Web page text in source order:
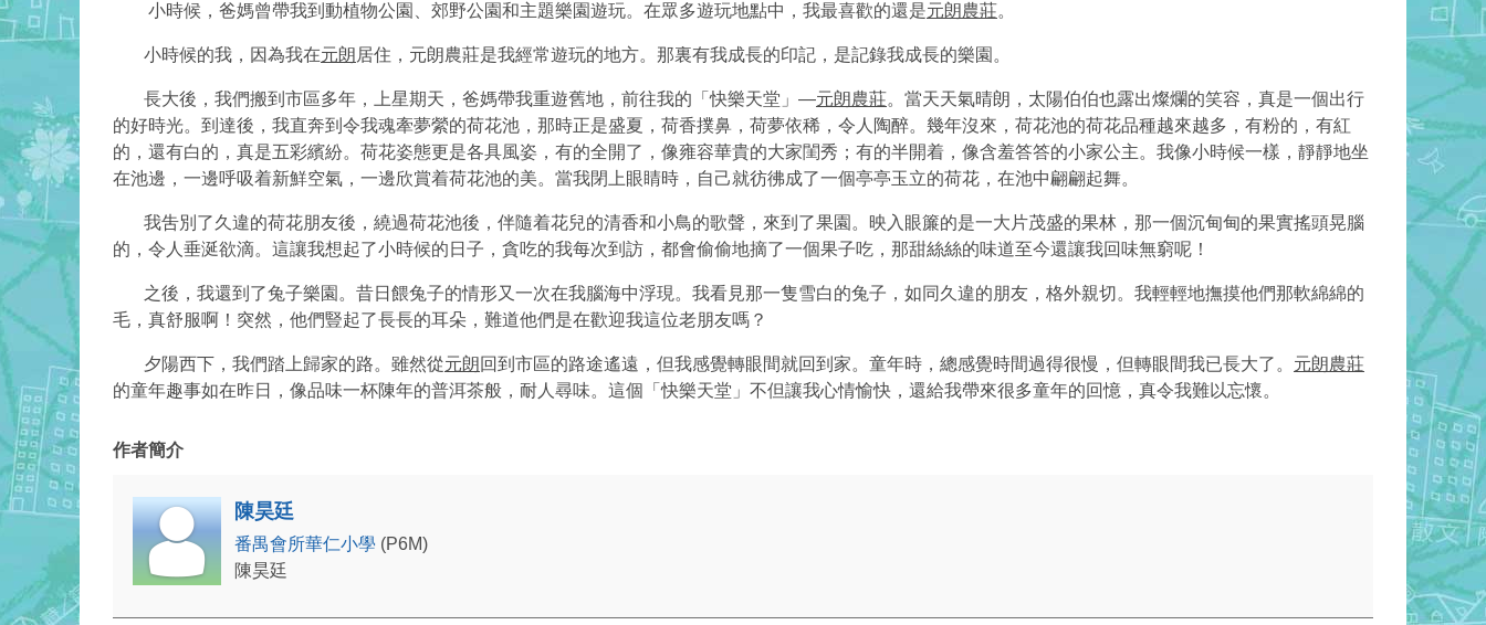
小時候，爸媽曾帶我到動植物公園、郊野公園和主題樂園遊玩。在眾多遊玩地點中，我最喜歡的還是元朗農莊。
小時候的我，因為我在元朗 居住，元朗農莊是我經常遊玩的地方。那裏有我成長的印記，是記錄我成長的樂園。
長大後，我們搬到市區多年，上星期天，爸媽帶我重遊舊地，前往我的「快樂天堂」—元朗農莊。當天天氣晴朗，太陽伯伯也露出燦爛的笑容，真是一個出行
的好時光。到達後，我直奔到令我魂牽夢縈的荷花池，那時正是盛夏，荷香撲鼻，荷夢依稀，令人陶醉。幾年沒來，荷花池的荷花品種越來越多，有粉的，有紅
的，還有白的，真是五彩繽紛。荷花姿態更是各具風姿，有的全開了，像雍容華貴的大家閨秀；有的半開着，像含羞答答的小家公主。我像小時候一樣，靜靜地坐
在池邊，一邊呼吸着新鮮空氣，一邊欣賞着荷花池的美。當我閉上眼睛時，自己就彷彿成了一個亭亭玉立的荷花，在池中翩翩起舞。
我吿別了久違的荷花朋友後，繞過荷花池後，伴隨着花兒的清香和小鳥的歌聲，來到了果園。映入眼簾的是一大片茂盛的果林，那一個沉甸甸的果實搖頭晃腦
的，令人垂涎欲滴。這讓我想起了小時候的日子，貪吃的我每次到訪，都會偷偷地摘了一個果子吃，那甜絲絲的味道至今還讓我回味無窮呢！
之後，我還到了兔子樂園。昔日餵兔子的情形又一次在我腦海中浮現。我看見那一隻雪白的兔子，如同久違的朋友，格外親切。我輕輕地撫摸他們那軟綿綿的
毛，真舒服啊！突然，他們豎起了長長的耳朵，難道他們是在歡迎我這位老朋友嗎？
夕陽西下，我們踏上歸家的路。雖然從元朗 回到市區的路途遙遠，但我感覺轉眼間就回到家。童年時，總感覺時間過得很慢，但轉眼間我已長大了。 元朗農莊
的童年趣事如在昨日，像品味一杯陳年的普洱茶般，耐人尋味。這個「快樂天堂」不但讓我心情愉快，還給我帶來很多童年的回憶，真令我難以忘懷。
作者簡介
陳昊廷
番禺會所華仁小學 (P6M)
陳昊廷